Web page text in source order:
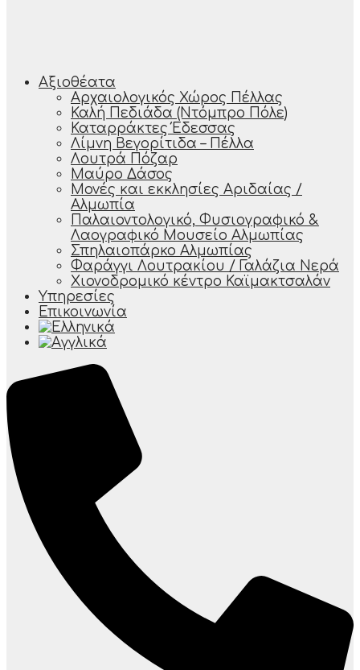
Αξιοθέατα
Αρχαιολογικός Χώρος Πέλλας
Καλή Πεδιάδα (Ντόμπρο Πόλε)
Καταρράκτες Έδεσσας
Λίμνη Βεγορίτιδα – Πέλλα
Λουτρά Πόζαρ
Μαύρο Δάσος
Μονές και εκκλησίες Αριδαίας /
Αλμωπία
Παλαιοντολογικό, Φυσιογραφικό &
Λαογραφικό Μουσείο Αλμωπίας
Σπηλαιοπάρκο Αλμωπίας
Φαράγγι Λουτρακίου / Γαλάζια Νερά
Χιονοδρομικό κέντρο Καϊμακτσαλάν
Υπηρεσίες
Επικοινωνία